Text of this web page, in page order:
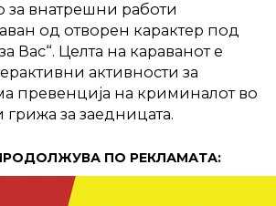
за внатрешни работи
од отворен карактер под
Вас“. Целта на караванот е
активности за
превенција на криминалот во
грижа за заедницата.
ПО РЕКЛАМАТА: